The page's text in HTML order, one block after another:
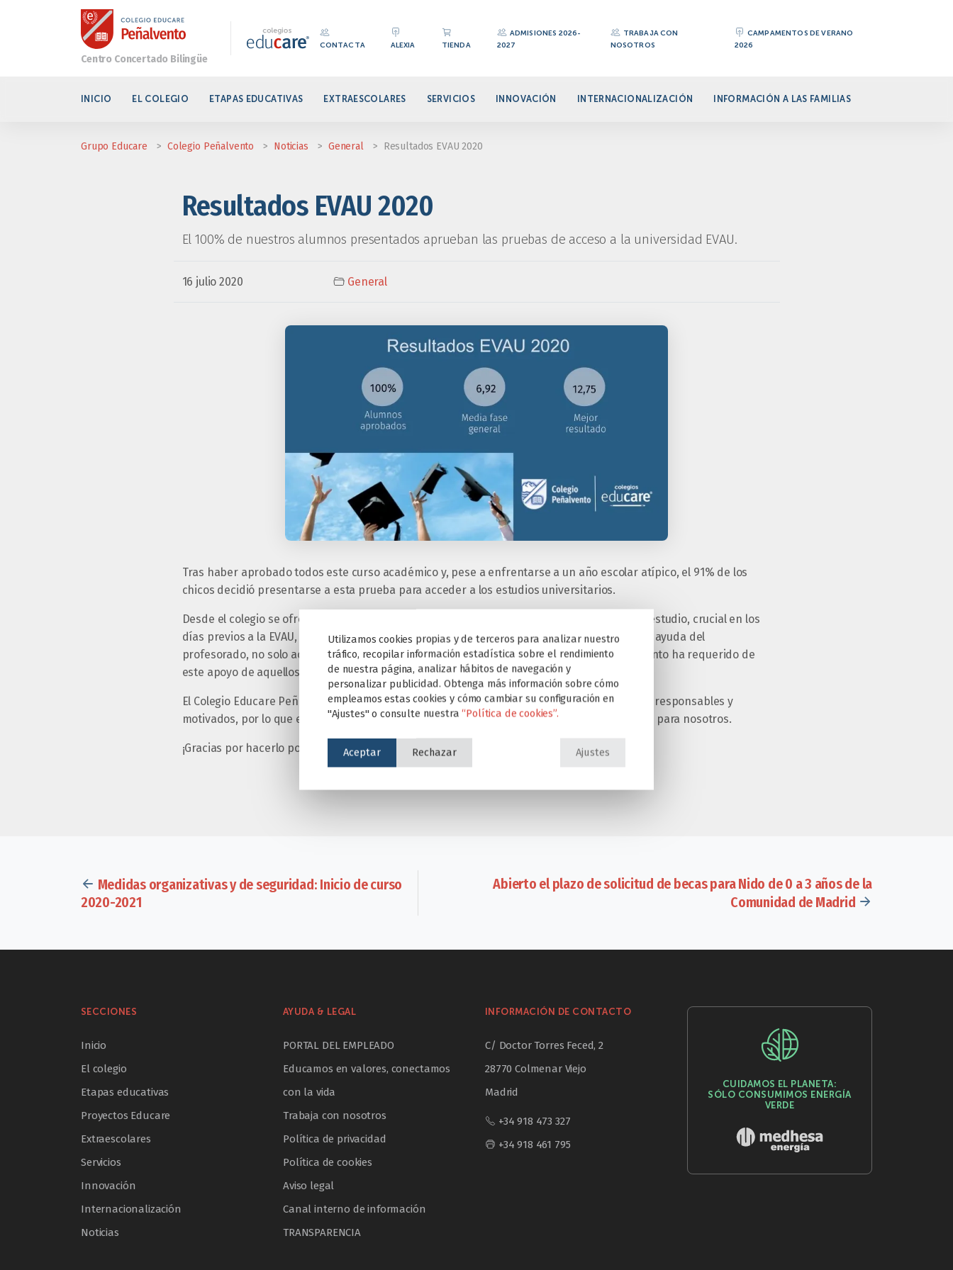
CONTACTA ALEXIA TIENDA
ADMISIONES 2026-
2027
TRABAJA CON
NOSOTROS
CAMPAMENTOS DE VERANO
2026
INICIO EL COLEGIO ETAPAS EDUCATIVAS EXTRAESCOLARES SERVICIOS INNOVACIÓN INTERNACIONALIZACIÓN INFORMACIÓN A LAS FAMILIAS
Grupo Educare > Colegio Peñalvento > Noticias > General > Resultados EVAU 2020
Resultados EVAU 2020
El 100% de nuestros alumnos presentados aprueban las pruebas de acceso a la universidad EVAU.
16 julio 2020 General
Tras haber aprobado todos este curso académico y, pese a enfrentarse a un año escolar atípico, el 91% de los
chicos decidió presentarse a esta prueba para acceder a los estudios universitarios.
Desde el colegio se ofreció un curso de preparación presencial para fomentar el hábito de estudio, crucial en los
días previos a la EVAU, donde, con una planificación y horario establecido se ha aportado la ayuda del
profesorado, no solo académicamente, también a nivel personal, pues la presión del momento ha requerido de
este apoyo de aquellos que han sido guías y referentes durante el curso.
El Colegio Educare Peñalvento sigue trabajando diariamente para formar a alumnos felices, responsables y
motivados, por lo que estos resultados significan un gran premio y una enorme satisfacción para nosotros.
¡Gracias por hacerlo posible!
Medidas organizativas y de seguridad: Inicio de curso
2020-2021
Abierto el plazo de solicitud de becas para Nido de 0 a 3 años de la
Comunidad de Madrid
SECCIONES
Inicio
El colegio
Etapas educativas
Proyectos Educare
Extraescolares
Servicios
Innovación
Internacionalización
Noticias
AYUDA & LEGAL
PORTAL DEL EMPLEADO
Educamos en valores, conectamos
con la vida
Trabaja con nosotros
Política de privacidad
Política de cookies
Aviso legal
Canal interno de información
TRANSPARENCIA
INFORMACIÓN DE CONTACTO
C/ Doctor Torres Feced, 2
28770 Colmenar Viejo
Madrid
+34 918 473 327
+34 918 461 795
CUIDAMOS EL PLANETA:
SÓLO CONSUMIMOS ENERGÍA
VERDE
Utilizamos cookies propias y de terceros para analizar nuestro
tráfico, recopilar información estadística sobre el rendimiento
de nuestra página, analizar hábitos de navegación y
personalizar publicidad. Obtenga más información sobre cómo
empleamos estas cookies y cómo cambiar su configuración en
"Ajustes" o consulte nuestra“Política de cookies”.
Aceptar Rechazar Ajustes